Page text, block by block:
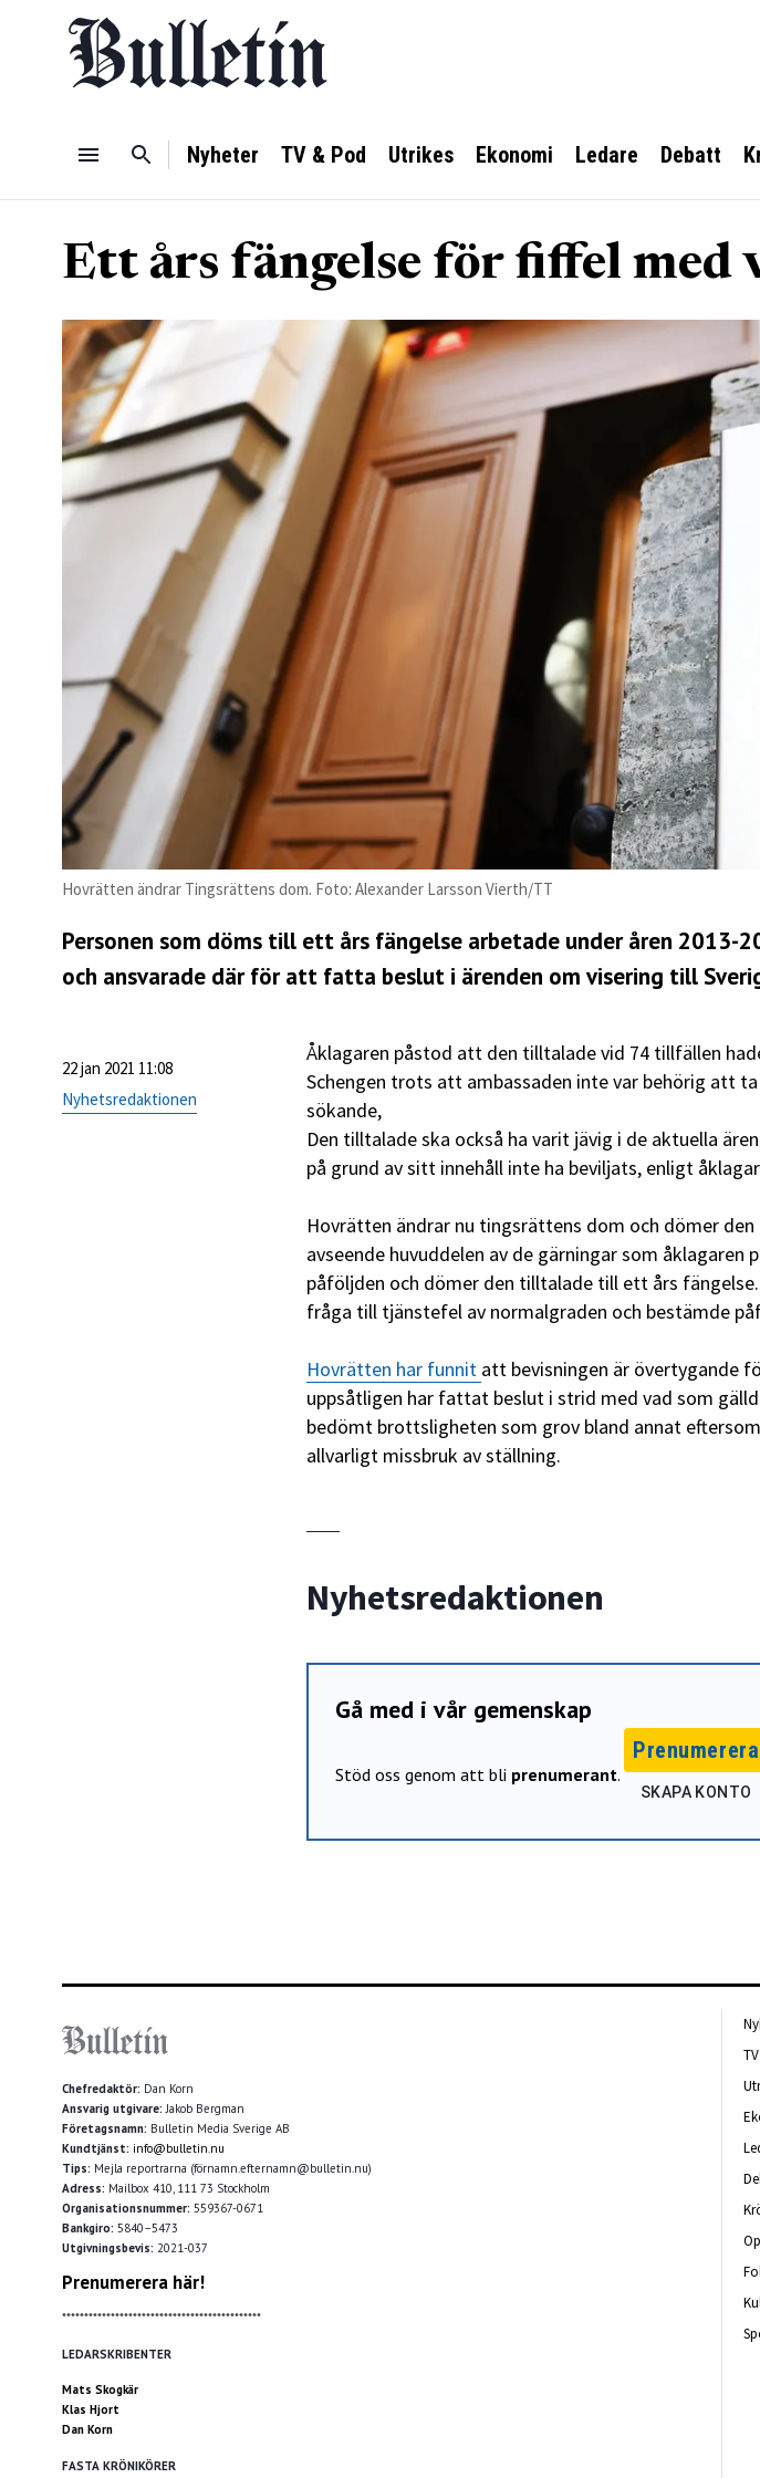
Nyheter TV & Pod Utrikes Ekonomi Ledare Debatt
Ett års fängelse för fiffel med
Hovrätten ändrar Tingsrättens dom. Foto: Alexander Larsson Vierth/TT
Personen som döms till ett års fängelse arbetade under åren 2013-
och ansvarade där för att fatta beslut i ärenden om visering till
22 jan 2021 11:08
Nyhetsredaktionen
Åklagaren påstod att den tilltalade vid 74 tillfällen
Schengen trots att ambassaden inte var behörig att
sökande,
Den tilltalade ska också ha varit jävig i de aktuella
på grund av sitt innehåll inte ha beviljats, enligt
Hovrätten ändrar nu tingsrättens dom och dömer
avseende huvuddelen av de gärningar som
påföljden och dömer den tilltalade till ett års
fråga till tjänstefel av normalgraden och bestämde
Hovrätten har funnit att bevisningen är övertygande
uppsåtligen har fattat beslut i strid med vad som
bedömt brottsligheten som grov bland annat
allvarligt missbruk av ställning.
Nyhetsredaktionen
Gå med i vår gemenskap
Stöd oss genom att bli prenumerant.
Prenumerera
SKAPA KONTO
Chefredaktör: Dan Korn
Ansvarig utgivare: Jakob Bergman
Företagsnamn: Bulletin Media Sverige AB
Kundtjänst: info@bulletin.nu
Tips: Mejla reportrarna (förnamn.efternamn@bulletin.nu)
Adress: Mailbox 410, 111 73 Stockholm
Organisationsnummer: 559367-0671
Bankgiro: 5840–5473
Utgivningsbevis: 2021-037
Prenumerera här!
*********************************************
LEDARSKRIBENTER
Mats Skogkär
Klas Hjort
Dan Korn
FASTA KRÖNIKÖRER